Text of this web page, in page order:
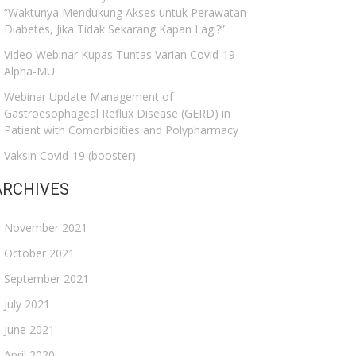
“Waktunya Mendukung Akses untuk Perawatan
Diabetes, Jika Tidak Sekarang Kapan Lagi?”
Video Webinar Kupas Tuntas Varian Covid-19
Alpha-MU
Webinar Update Management of
Gastroesophageal Reflux Disease (GERD) in
Patient with Comorbidities and Polypharmacy
Vaksin Covid-19 (booster)
November 2021
October 2021
September 2021
July 2021
June 2021